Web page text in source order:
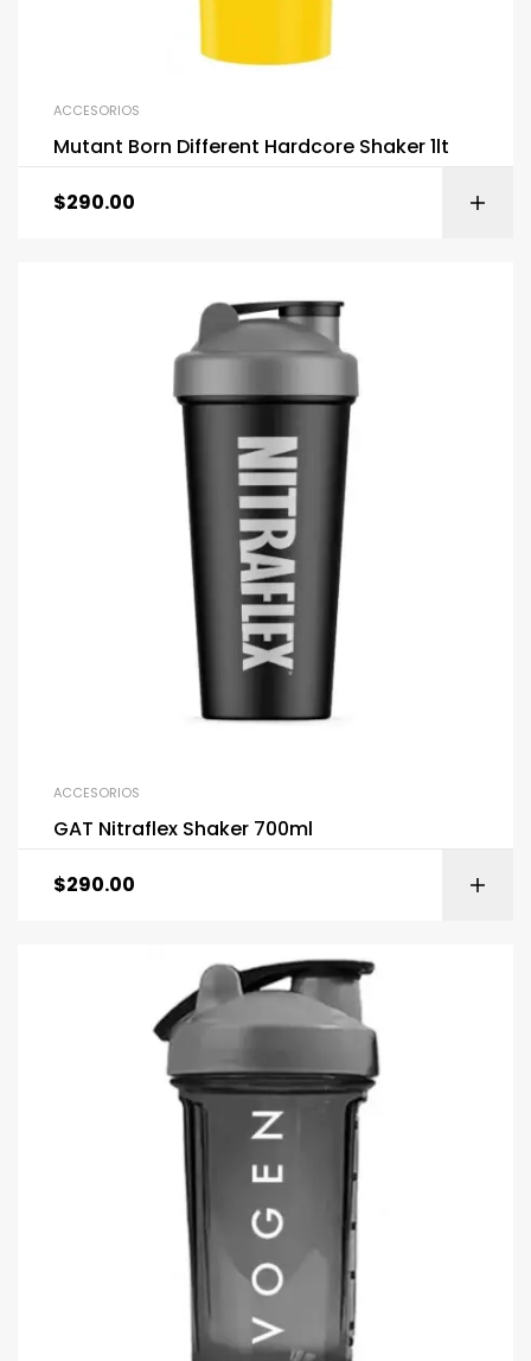
ACCESORIOS
Mutant Born Different Hardcore Shaker 1lt
$290.00
ACCESORIOS
GAT Nitraflex Shaker 700ml
$290.00